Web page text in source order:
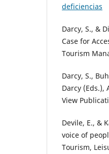
deficiencias
Darcy, S., &
Case for
Tourism
Darcy, S.,
Darcy (Eds.),
View
Devile, E., &
voice of
Tourism,